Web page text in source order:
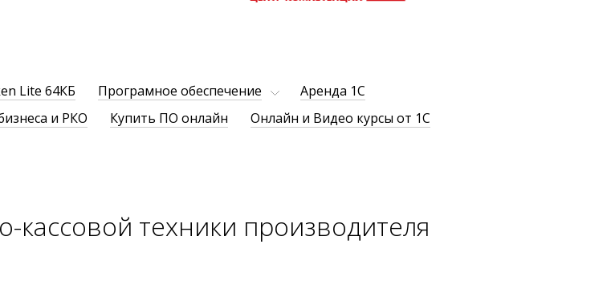
Lite 64КБ Програмное обеспечение
Аренда 1С
и РКО Купить ПО онлайн
Онлайн и Видео курсы от 1С
кассовой техники производителя